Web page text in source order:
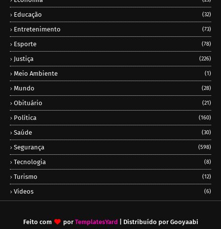
Educação (32)
Entretenimento (73)
Esporte (78)
Justiça (226)
Meio Ambiente (1)
Mundo (28)
Obituário (21)
Política (160)
Saúde (30)
Segurança (598)
Tecnologia (8)
Turismo (12)
Vídeos (6)
Feito com por TemplatesYard | Distribuído por Gooyaabi